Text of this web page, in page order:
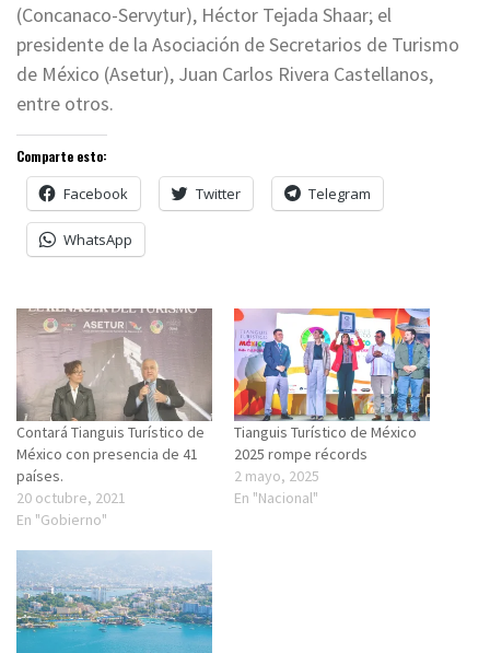
(Concanaco-Servytur), Héctor Tejada Shaar; el
presidente de la Asociación de Secretarios de Turismo
de México (Asetur), Juan Carlos Rivera Castellanos,
entre otros.
Comparte esto:
Facebook Twitter Telegram
WhatsApp
Contará Tianguis Turístico de
México con presencia de 41
países.
20 octubre, 2021
En "Gobierno"
Tianguis Turístico de México
2025 rompe récords
2 mayo, 2025
En "Nacional"